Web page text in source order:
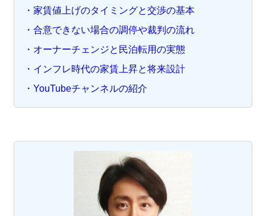
・家賃値上げのタイミングと交渉の基本
・合意できない場合の調停や裁判の流れ
・オーナーチェンジと民泊転用の実態
・インフレ時代の家賃上昇と将来設計
・YouTubeチャンネルの紹介